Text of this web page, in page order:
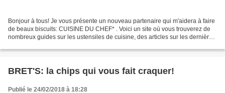
Bonjour à tous! Je vous présente un nouveau partenaire qui m'aidera à faire
de beaux biscuits: CUISINE DU CHEF* . Voici un site où vous trouverez de
nombreux guides sur les ustensiles de cuisine, des articles sur les dernières
BRET'S: la chips qui vous fait craquer!
Publié le 24/02/2018 à 18:28